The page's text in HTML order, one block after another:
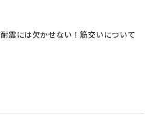
耐震には欠かせない！筋交いについて